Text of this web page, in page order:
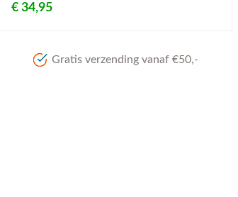
€ 34,95
Gratis verzending vanaf €50,-